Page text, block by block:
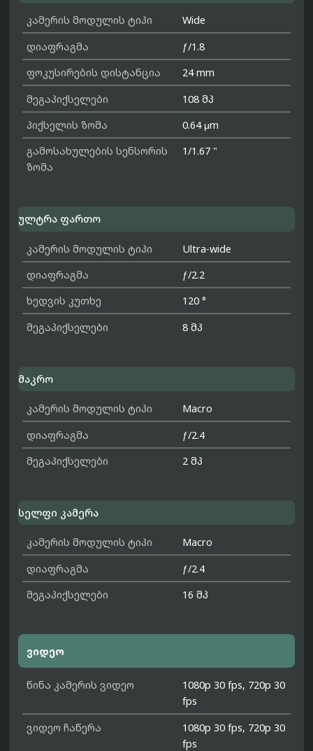
კამერის მოდულის ტიპი
Wide
დიაფრაგმა
ƒ/1.8
ფოკუსირების დისტანცია
24 mm
მეგაპიქსელები
108 მპ
პიქსელის ზომა
0.64 μm
გამოსახულების სენსორის
ზომა
1/1.67 "
ულტრა ფართო
კამერის მოდულის ტიპი
Ultra-wide
დიაფრაგმა
ƒ/2.2
ხედვის კუთხე
120 °
მეგაპიქსელები
8 მპ
მაკრო
კამერის მოდულის ტიპი
Macro
დიაფრაგმა
ƒ/2.4
მეგაპიქსელები
2 მპ
სელფი კამერა
კამერის მოდულის ტიპი
Macro
დიაფრაგმა
ƒ/2.4
მეგაპიქსელები
16 მპ
ვიდეო
წინა კამერის ვიდეო
1080p 30 fps, 720p 30
fps
ვიდეო ჩაწერა
1080p 30 fps, 720p 30
fps